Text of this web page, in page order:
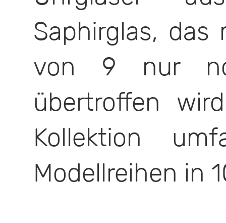
Saphirglas, das
von 9 nur
übertroffen
Kollektion
Modellreihen in